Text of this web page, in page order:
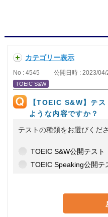
カテゴリー表示
No : 4545 公開日時 : 2023/
TOEIC S&W
【TOEIC S&W】テ
ような内容ですか？
テストの種類をお選びくださ
TOEIC S&W公開テスト
TOEIC Speaking公開テ